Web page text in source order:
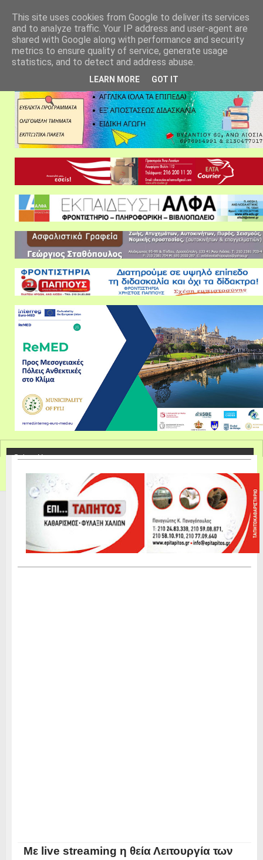
Με live streaming η θεία Λειτουργία των
This site uses cookies from Google to deliver its services
and to analyze traffic. Your IP address and user-agent are
shared with Google along with performance and security
metrics to ensure quality of service, generate usage
statistics, and to detect and address abuse.
LEARN MORE GOT IT